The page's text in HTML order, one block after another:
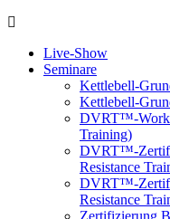
Live-Show
Seminare
Kettlebell-
Kettlebell-
DVRT™-
Training)
DVRT™-
Resistance
DVRT™-
Resistance
Zertifizierung